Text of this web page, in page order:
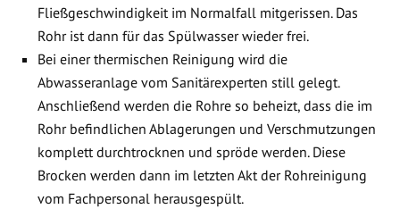
Fließgeschwindigkeit im Normalfall mitgerissen. Das
Rohr ist dann für das Spülwasser wieder frei.
Bei einer thermischen Reinigung wird die
Abwasseranlage vom Sanitärexperten still gelegt.
Anschließend werden die Rohre so beheizt, dass die im
Rohr befindlichen Ablagerungen und Verschmutzungen
komplett durchtrocknen und spröde werden. Diese
Brocken werden dann im letzten Akt der Rohreinigung
vom Fachpersonal herausgespült.